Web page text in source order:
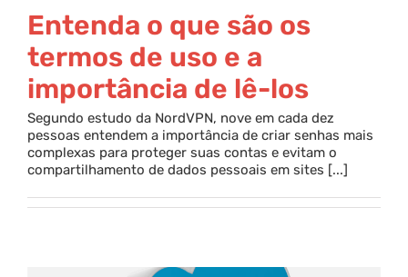
Entenda o que são os
termos de uso e a
importância de lê-los
Segundo estudo da NordVPN, nove em cada dez
pessoas entendem a importância de criar senhas mais
complexas para proteger suas contas e evitam o
compartilhamento de dados pessoais em sites [...]